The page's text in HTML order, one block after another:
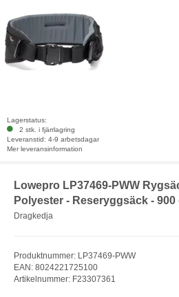
Lagerstatus:
2 stk. i fjärrlagring
Leveranstid: 4-9 arbetsdagar
Mer leveransinformation
Lowepro LP37469-PWW
Polyester - Reseryggsäck - 900
Dragkedja
Produktnummer: LP37469-PWW
EAN: 8024221725100
Artikelnummer: F23307361